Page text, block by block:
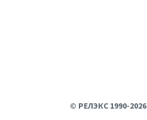
© РЕЛЭКС 1990-2026